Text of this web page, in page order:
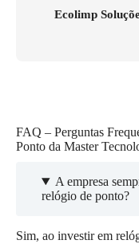
Ecolimp
FAQ – Perguntas
Ponto da Master
A empresa
relógio de ponto?
Sim, ao investir em